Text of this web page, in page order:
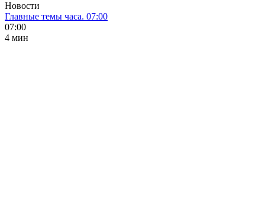
Новости
Главные темы часа. 07:00
07:00
4 мин